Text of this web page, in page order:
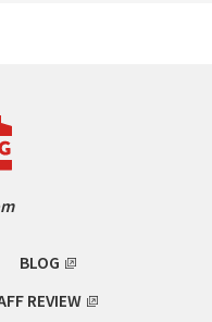
BLOG
REVIEW